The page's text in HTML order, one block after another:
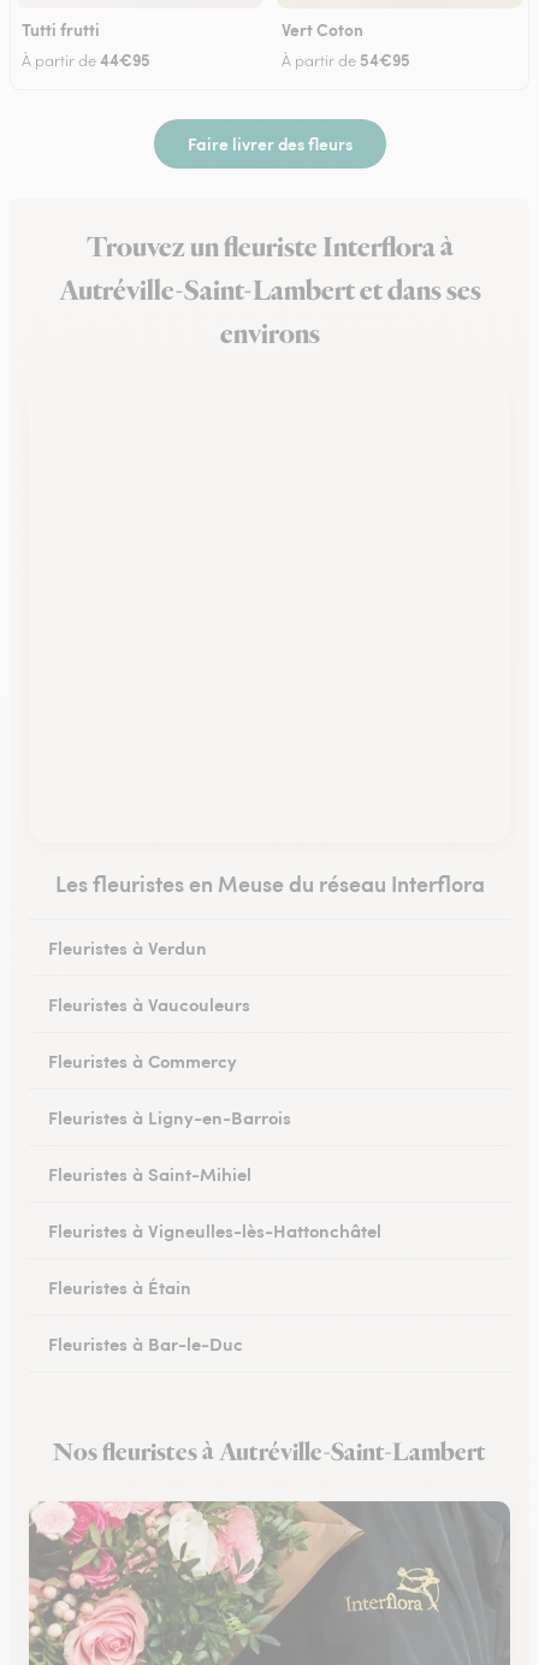
Tutti frutti
À partir de44€95
Vert Coton
À partir de 54€95
Faire livrer des fleurs
Trouvez un fleuriste Interflora à
Autréville-Saint-Lambert et dans ses
environs
Les fleuristes en Meuse du réseau Interflora
Fleuristes à Verdun
Fleuristes à Vaucouleurs
Fleuristes à Commercy
Fleuristes à Ligny-en-Barrois
Fleuristes à Saint-Mihiel
Fleuristes à Vigneulles-lès-Hattonchâtel
Fleuristes à Étain
Fleuristes à Bar-le-Duc
Fleuristes à Clermont-en-Argonne
Nos fleuristes à Autréville-Saint-Lambert